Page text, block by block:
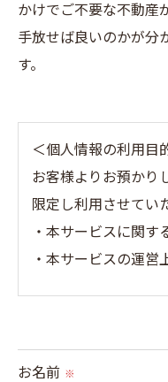
かけでご不要な不動産
手放せば良いのかが分
す。
＜個人情報の利用目
お客様よりお預かり
限定し利用させてい
・本サービスに関す
・本サービスの運営
られた場合を除き、
お名前 ※